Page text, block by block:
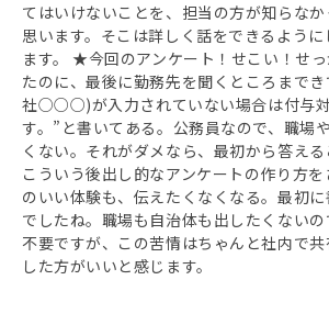
てはいけないことを、担当の方が知らな
思います。そこは詳しく話をできるよう
ます。 ★今回のアンケート！せこい！せ
たのに、最後に勤務先を聞くところまで
社○○○)が入力されていない場合は付与
す。”と書いてある。公務員なので、職場
くない。それがダメなら、最初から答える
こういう後出し的なアンケートの作り方を
のいい体験も、伝えたくなくなる。最初
でしたね。職場も自治体も出したくない
不要ですが、この苦情はちゃんと社内で
した方がいいと感じます。